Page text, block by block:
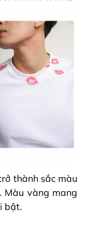
thành sắc màu
Màu vàng mang
bật.